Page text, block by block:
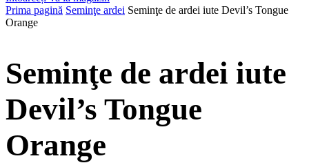
Prima pagină Seminţe ardei Seminţe de ardei iute Devil’s Tongue
Orange
Seminţe de ardei iute
Devil’s Tongue
Orange